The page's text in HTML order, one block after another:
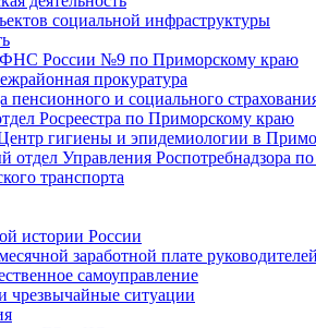
социальной инфраструктуры
России №9 по Приморскому краю
прокуратура
пенсионного и социального
Росреестра по Приморскому краю
гигиены и эпидемиологии в
отдел Управления Роспотребнадзора
транспорта
истории России
заработной плате
самоуправление
чрезвычайные ситуации